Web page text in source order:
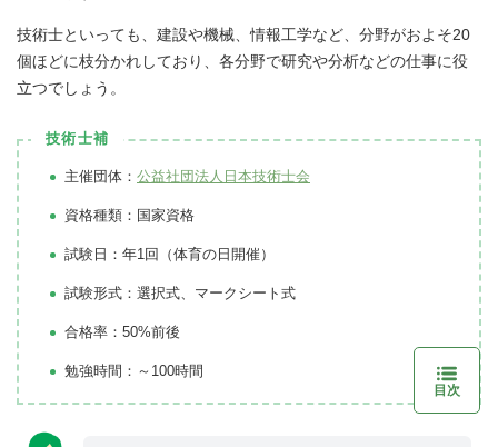
技術士といっても、建設や機械、情報工学など、分野がおよそ20
個ほどに枝分かれしており、各分野で研究や分析などの仕事に役
立つでしょう。
技術士補
主催団体： 公益社団法人日本技術士会
資格種類：国家資格
試験日：年1回（体育の日開催）
試験形式：選択式、マークシート式
合格率：50%前後
勉強時間：～100時間
目次